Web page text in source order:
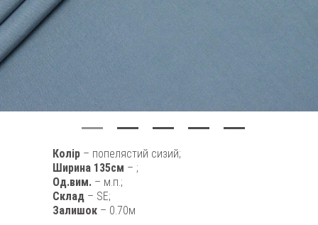
Колір – попелястий сизий;
Ширина 135см – ;
Од.вим. – м.п.;
Склад – SE;
Залишок – 0.70м